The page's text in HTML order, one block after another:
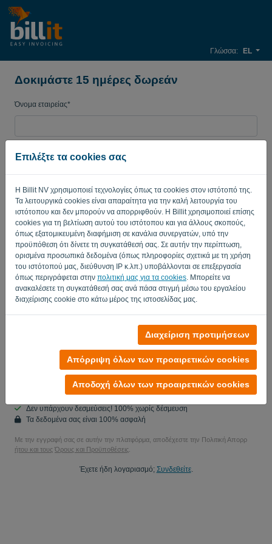
Επιλέξτε τα cookies σας
Η Billit NV χρησιμοποιεί τεχνολογίες όπως τα cookies στον ιστότοπό της.
Τα λειτουργικά cookies είναι απαραίτητα για την καλή λειτουργία του
ιστότοπου και δεν μπορούν να απορριφθούν. Η Billit χρησιμοποιεί επίσης
cookies για τη βελτίωση αυτού του ιστότοπου και για άλλους σκοπούς,
όπως εξατομικευμένη διαφήμιση σε κανάλια συνεργατών, υπό την
προϋπόθεση ότι δίνετε τη συγκατάθεσή σας. Σε αυτήν την περίπτωση,
ορισμένα προσωπικά δεδομένα (όπως πληροφορίες σχετικά με τη χρήση
του ιστότοπού μας, διεύθυνση IP κ.λπ.) υποβάλλονται σε επεξεργασία
όπως περιγράφεται στην πολιτική μας για τα cookies . Μπορείτε να
ανακαλέσετε τη συγκατάθεσή σας ανά πάσα στιγμή μέσω του εργαλείου
διαχείρισης cookie στο κάτω μέρος της ιστοσελίδας μας.
Διαχείριση προτιμήσεων
Απόρριψη όλων των προαιρετικών cookies
Αποδοχή όλων των προαιρετικών cookies
Γλώσσα: EL
Δοκιμάστε 15 ημέρες δωρεάν
Όνομα εταιρείας*
Κωδικός πρόσβασης
Χώρα
Δεν είσαι υπολογιστής; Συμπληρώστε το ' '.
Ναι, μπορώ να στείλω ενημερώσεις προϊόντων μου..
Ναι, μπορείτε να μου στείλετε ενημερώσεις μάρκετινγκ.
Ξεκινήστε τη δωρεάν δοκιμή σας
Δεν υπάρχουν δεσμεύσεις! 100% χωρίς δέσμευση
Τα δεδομένα σας είναι 100% ασφαλή
Με την εγγραφή σας σε αυτήν την πλατφόρμα, αποδέχεστε την Πολιτική Απορρ
ήτου και τους Όρους και Προϋποθέσεις
Έχετε ήδη λογαριασμό; Συνδεθείτε.